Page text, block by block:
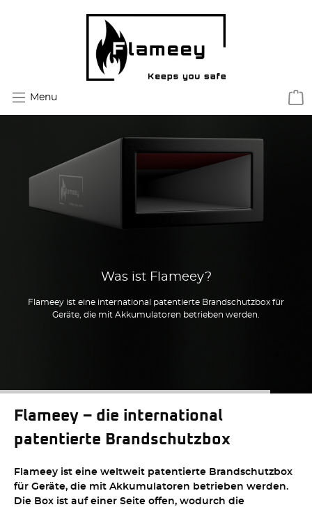
Menu
Was ist Flameey?
Flameey ist eine international patentierte Brandschutzbox für
Geräte, die mit Akkumulatoren betrieben werden.
Flameey – die international
patentierte Brandschutzbox
Flameey ist eine weltweit patentierte Brandschutzbox
für Geräte, die mit Akkumulatoren betrieben werden.
Die Box ist auf einer Seite offen, wodurch die